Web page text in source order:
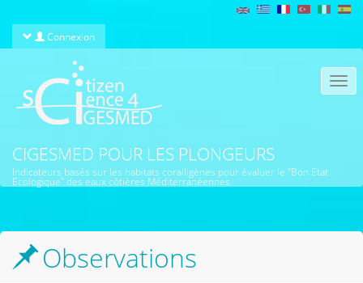
Connexion
CIGESMED POUR LES PLONGEURS
Indicateurs basés sur les habitats coralligènes pour évaluer le "Bon Etat
Ecologique" des eaux côtières Méditerranéennes
Observations